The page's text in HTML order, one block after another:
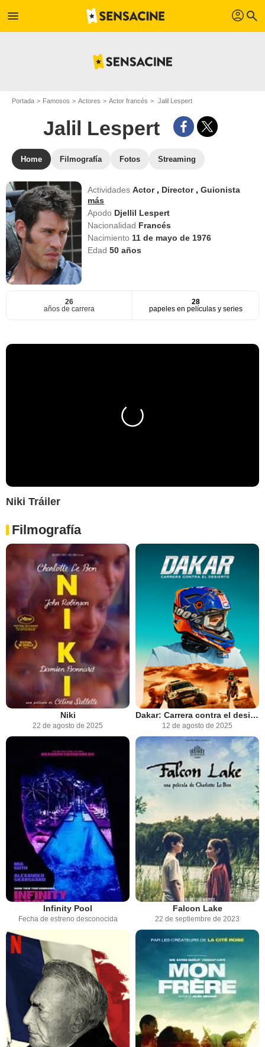
menu profil search
Portada Famosos Actores Actor francés Jalil Lespert
Jalil Lespert
Home Filmografía Fotos Streaming
ActividadesActor , Director ,Guionista
más
Apodo Djellil Lespert
Nacionalidad Francés
Nacimiento 11 de mayo de 1976
Edad50 años
26
años de carrera
28
papeles en películas y series
Niki Tráiler
Filmografía
Niki
22 de agosto de 2025
Dakar: Carrera contra el desierto
12 de agosto de 2025
Infinity Pool
Fecha de estreno desconocida
Falcon Lake
22 de septiembre de 2023